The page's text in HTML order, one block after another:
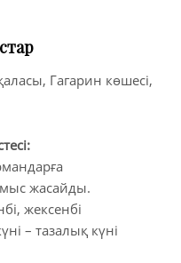
Гагарин көшесі,
жасайды.
жексенбі
– тазалық күні